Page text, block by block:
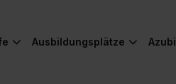
Ausbildungsplätze